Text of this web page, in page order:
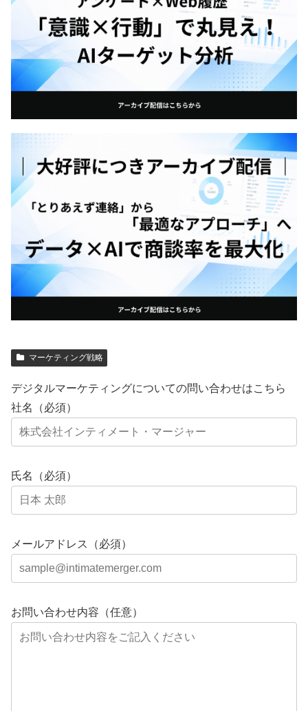
マーケティング戦略
デジタルマーケティングについての問い合わせはこちら
社名（必須）
氏名（必須）
メールアドレス（必須）
お問い合わせ内容（任意）